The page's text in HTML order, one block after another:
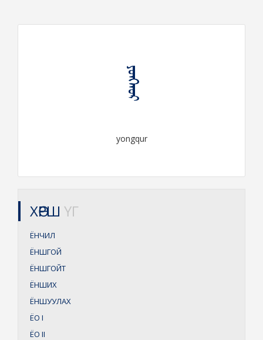
ᠶᠣᠩᠬᠤᠷ
yongqur
ХӨРШ ҮГ
ЁНЧИЛ
ЁНШГОЙ
ЁНШГОЙТ
ЁНШИХ
ЁНШУУЛАХ
ЁО I
ЁО II